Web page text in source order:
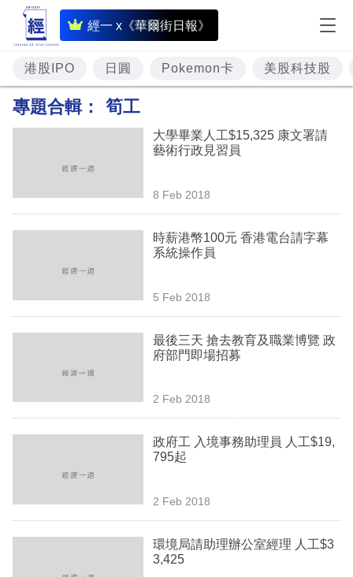
經一 x《華爾街日報》
即
時
財
經
資
樓
技
生
港股IPO 日圓 Pokemon卡 美股科技股
專題合輯： 筍工
大學畢業人工$15,325 康文署請
藝術行政見習員
8 Feb 2018
時薪港幣100元 香港電台請字幕
系統操作員
5 Feb 2018
最後三天 搶去教育及職業博覽 政
府部門即場招募
2 Feb 2018
政府工 入境事務助理員 人工$19,
795起
2 Feb 2018
環境局請助理辦公室經理 人工$3
3,425